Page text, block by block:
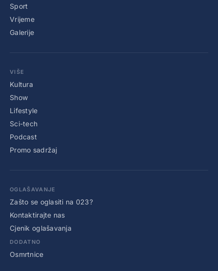
Sport
Vrijeme
Galerije
VIŠE
Kultura
Show
Lifestyle
Sci-tech
Podcast
Promo sadržaj
OGLAŠAVANJE
Zašto se oglasiti na 023?
Kontaktirajte nas
Cjenik oglašavanja
DODATNO
Osmrtnice